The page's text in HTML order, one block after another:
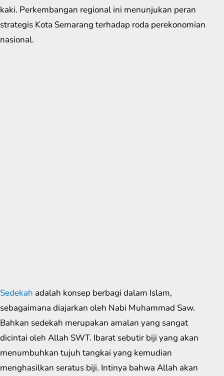
kaki. Perkembangan regional ini menunjukan peran
strategis Kota Semarang terhadap roda perekonomian
nasional.
Sedekah adalah konsep berbagi dalam Islam,
sebagaimana diajarkan oleh Nabi Muhammad Saw.
Bahkan sedekah merupakan amalan yang sangat
dicintai oleh Allah SWT. Ibarat sebutir biji yang akan
menumbuhkan tujuh tangkai yang kemudian
menghasilkan seratus biji. Intinya bahwa Allah akan